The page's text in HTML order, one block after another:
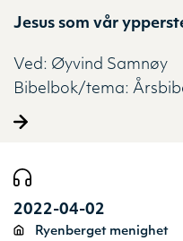
Jesus som vår
Ved: Øyvind Samnøy
Bibelbok/tema:
2022-04-02
Ryenberget menighet